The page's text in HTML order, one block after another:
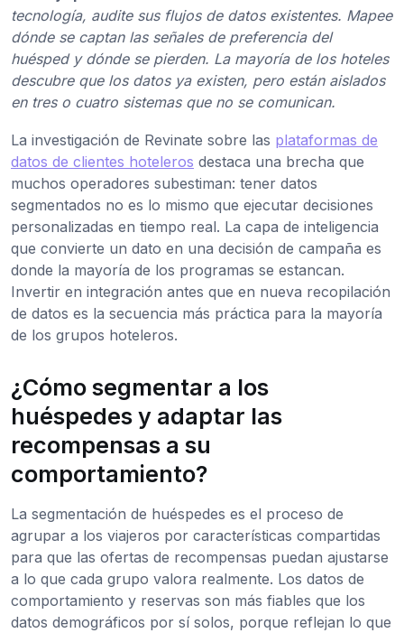
tecnología, audite sus flujos de datos existentes. Mapee
dónde se captan las señales de preferencia del
huésped y dónde se pierden. La mayoría de los hoteles
descubre que los datos ya existen, pero están aislados
en tres o cuatro sistemas que no se comunican.
La investigación de Revinate sobre las plataformas de
datos de clientes hoteleros destaca una brecha que
muchos operadores subestiman: tener datos
segmentados no es lo mismo que ejecutar decisiones
personalizadas en tiempo real. La capa de inteligencia
que convierte un dato en una decisión de campaña es
donde la mayoría de los programas se estancan.
Invertir en integración antes que en nueva recopilación
de datos es la secuencia más práctica para la mayoría
de los grupos hoteleros.
¿Cómo segmentar a los
huéspedes y adaptar las
recompensas a su
comportamiento?
La segmentación de huéspedes es el proceso de
agrupar a los viajeros por características compartidas
para que las ofertas de recompensas puedan ajustarse
a lo que cada grupo valora realmente. Los datos de
comportamiento y reservas son más fiables que los
datos demográficos por sí solos, porque reflejan lo que